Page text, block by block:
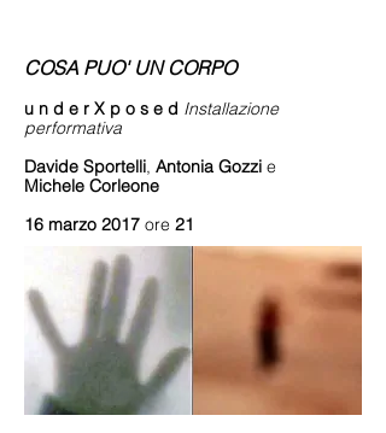
COSA PUO' UN CORPO
u n d e r X p o s e d Installazione
performativa
Davide Sportelli, Antonia Gozzi e
Michele Corleone
16 marzo 2017 ore 21